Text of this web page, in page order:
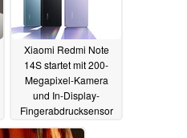
Xiaomi Redmi Note
14S startet mit 200-
Megapixel-Kamera
und In-Display-
Fingerabdrucksensor
20.03.2025